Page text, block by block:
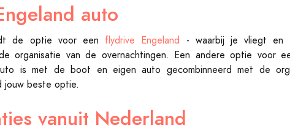
auto
de optie voor een flydrive Engeland - waarbij je vliegt en
organisatie van de overnachtingen. Een andere optie voor
is met de boot en eigen auto gecombinneerd met de
jouw beste optie.
vanuit Nederland